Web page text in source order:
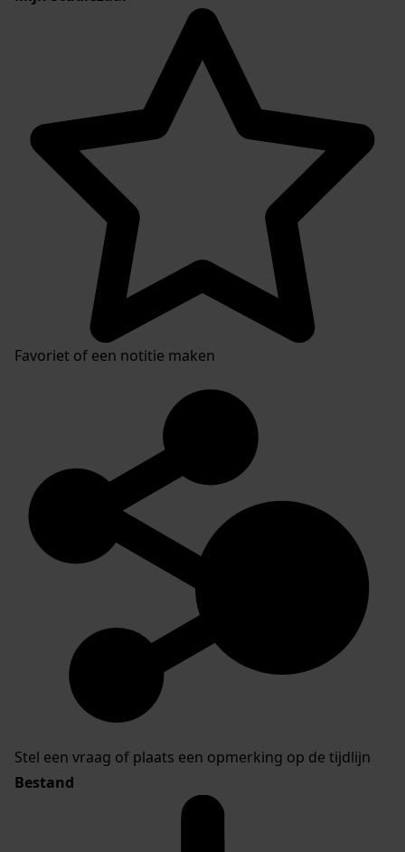
Favoriet of een notitie maken
Stel een vraag of plaats een opmerking op de tijdlijn
Bestand